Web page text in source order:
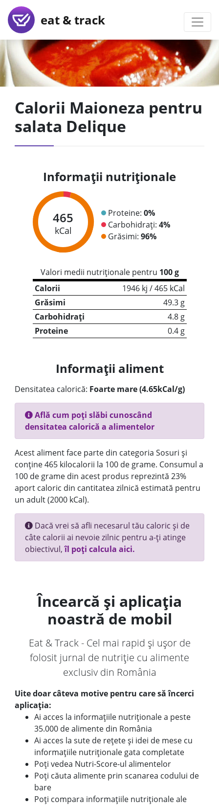
eat & track
Calorii Maioneza pentru
salata Delique
Informații nutriționale
465
kCal
Proteine: 0%
Carbohidrați: 4%
Grăsimi: 96%
Valori medii nutriționale pentru 100 g
Calorii
1946 kj / 465 kCal
Grăsimi
49.3 g
Carbohidrați
4.8 g
Proteine
0.4 g
Informații aliment
Densitatea calorică: Foarte mare (4.65kCal/g)
Află cum poți slăbi cunoscând
densitatea calorică a alimentelor
Acest aliment face parte din categoria Sosuri și
conține 465 kilocalorii la 100 de grame. Consumul a
100 de grame din acest produs reprezintă 23%
aport caloric din cantitatea zilnică estimată pentru
un adult (2000 kCal).
Dacă vrei să afli necesarul tău caloric și de
câte calorii ai nevoie zilnic pentru a-ți atinge
obiectivul,îl poți calcula aici.
Încearcă și aplicația
noastră de mobil
Eat & Track - Cel mai rapid și ușor de
folosit jurnal de nutriție cu alimente
exclusiv din România
Uite doar câteva motive pentru care să încerci
aplicația:
Ai acces la informațiile nutriționale a peste
35.000 de alimente din România
Ai acces la sute de rețete și idei de mese cu
informațiile nutriționale gata completate
Poți vedea Nutri-Score-ul alimentelor
Poți căuta alimente prin scanarea codului de
bare
Poți compara informațiile nutriționale ale